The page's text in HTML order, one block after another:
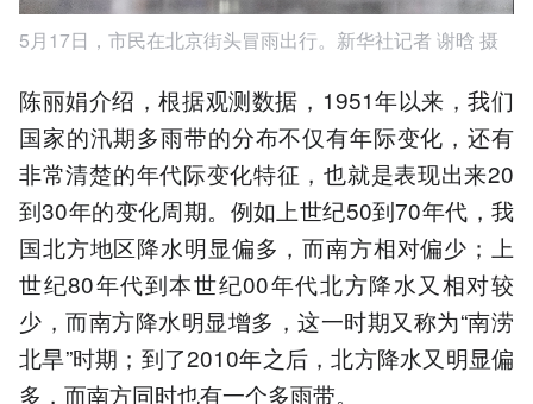
5月17日，市民在北京街头冒雨出行。新华社记者 谢晗 摄
陈丽娟介绍，根据观测数据，1951年以来，我们
国家的汛期多雨带的分布不仅有年际变化，还有
非常清楚的年代际变化特征，也就是表现出来20
到30年的变化周期。例如上世纪50到70年代，我
国北方地区降水明显偏多，而南方相对偏少；上
世纪80年代到本世纪00年代北方降水又相对较
少，而南方降水明显增多，这一时期又称为“南涝
北旱”时期；到了2010年之后，北方降水又明显偏
多，而南方同时也有一个多雨带。